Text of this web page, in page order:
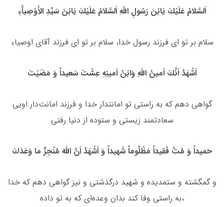
اَلسَّلامُ عَلَیْكَ یَابْنَ رَسُولِ اللَّهِ اَلسَّلامُ عَلَیْكَ یَابْنَ سَیِّدِ الاَْوْصِیاَّءِ
سلام بر تو اى فرزند رسول خدا، سلام بر تو اى فرزند آقاى اوصیاء
اَشْهَدُ اَنَّكَ اَمینُ اللهِ وَابْنُ اَمینِهِ عِشْتَ سَعیداً وَ مَضَیْتَ
گواهى دهم كه به راستى تو امانتدار خدا و فرزند امانت‌‌دار اویى
سعادتمند زیستى و ستوده از دنیا رفتى
حَمیداً وَ مُتَّ فَقیداً مَظْلُوماً شَهیداً وَ اَشْهَدُ اَنَّ اللَّهَ مُنْجِزٌ ما وَعَدَكَ
و گمگشته و ستمدیده و شهید درگذشتى و نیز گواهى دهم كه خدا
به راستى وفا كند بدان وعده‌اى كه به تو داده،